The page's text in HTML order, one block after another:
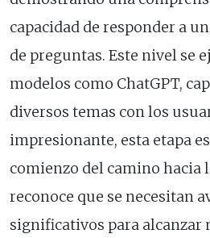
capacidad de responder a
de preguntas. Este nivel se
modelos como ChatGPT,
diversos temas con los
impresionante, esta etapa
comienzo del camino hacia
reconoce que se necesitan
significativos para alcanzar